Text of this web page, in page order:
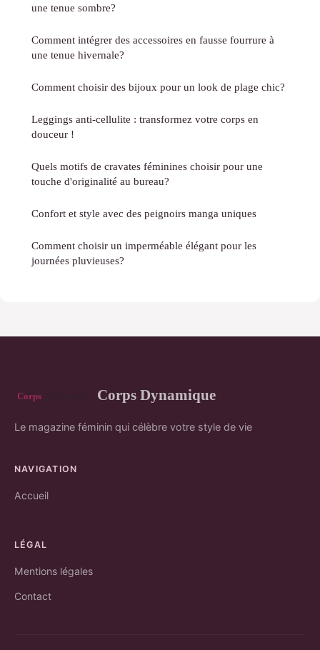
une tenue sombre?
Comment intégrer des accessoires en fausse fourrure à
une tenue hivernale?
Comment choisir des bijoux pour un look de plage chic?
Leggings anti-cellulite : transformez votre corps en
douceur !
Quels motifs de cravates féminines choisir pour une
touche d'originalité au bureau?
Confort et style avec des peignoirs manga uniques
Comment choisir un imperméable élégant pour les
journées pluvieuses?
Corps Dynamique
Le magazine féminin qui célèbre votre style de vie
NAVIGATION
Accueil
LÉGAL
Mentions légales
Contact